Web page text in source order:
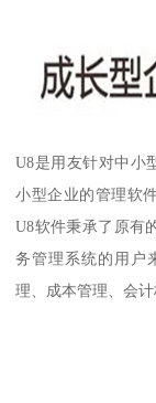
U8是用友针对中小
小型企业的管理软
U8软件秉承了原有
务管理系统的用户
理、成本管理、会计